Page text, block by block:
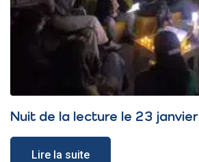
Nuit de la lecture le 23 janvier
Lire la suite